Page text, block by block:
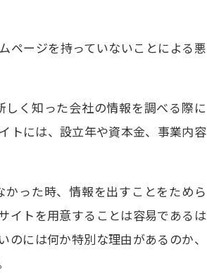
ページを持っていないことによる悪
く知った会社の情報を調べる際に
トには、設立年や資本金、事業内容
った時、情報を出すことをためら
イトを用意することは容易であるは
には何か特別な理由があるのか、